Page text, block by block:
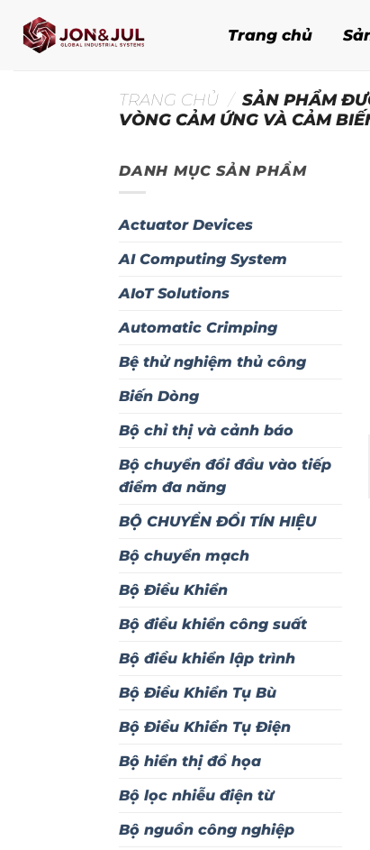
qua
Trang chủ
TRANG CHỦ / SẢN PHẨM
VÒNG CẢM ỨNG VÀ CẢM
DANH MỤC SẢN PHẨM
Actuator Devices
AI Computing System
AIoT Solutions
Automatic Crimping
Bệ thử nghiệm thủ công
Biến Dòng
Bộ chỉ thị và cảnh báo
Bộ chuyển đổi đầu vào tiếp
điểm đa năng
BỘ CHUYỂN ĐỔI TÍN HIỆU
Bộ chuyển mạch
Bộ Điều Khiển
Bộ điều khiển công suất
Bộ điều khiển lập trình
Bộ Điều Khiển Tụ Bù
Bộ Điều Khiển Tụ Điện
Bộ hiển thị đồ họa
Bộ lọc nhiễu điện từ
Bộ nguồn công nghiệp